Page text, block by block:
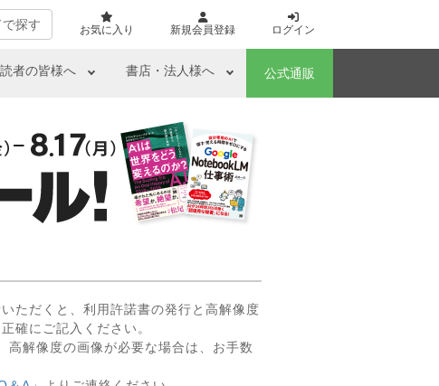
探す お気に入り 新規会員登録 ログイン
読者の皆様へ 書店・法人様へ 公式通販
ただくと、利用許諾書の発行と高解像度
確にご記入ください。
解像度の画像が必要な場合は、お手数